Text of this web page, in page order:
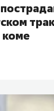
коме